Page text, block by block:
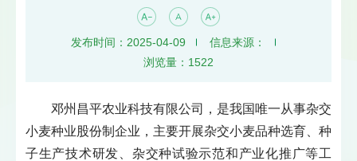
发布时间：2025-04-09
信息来源：
浏览量： 1522
邓州昌平农业科技有限公司，是我国唯一从事杂交
小麦种业股份制企业，主要开展杂交小麦品种选育、种
子生产技术研发、杂交种试验示范和产业化推广等工